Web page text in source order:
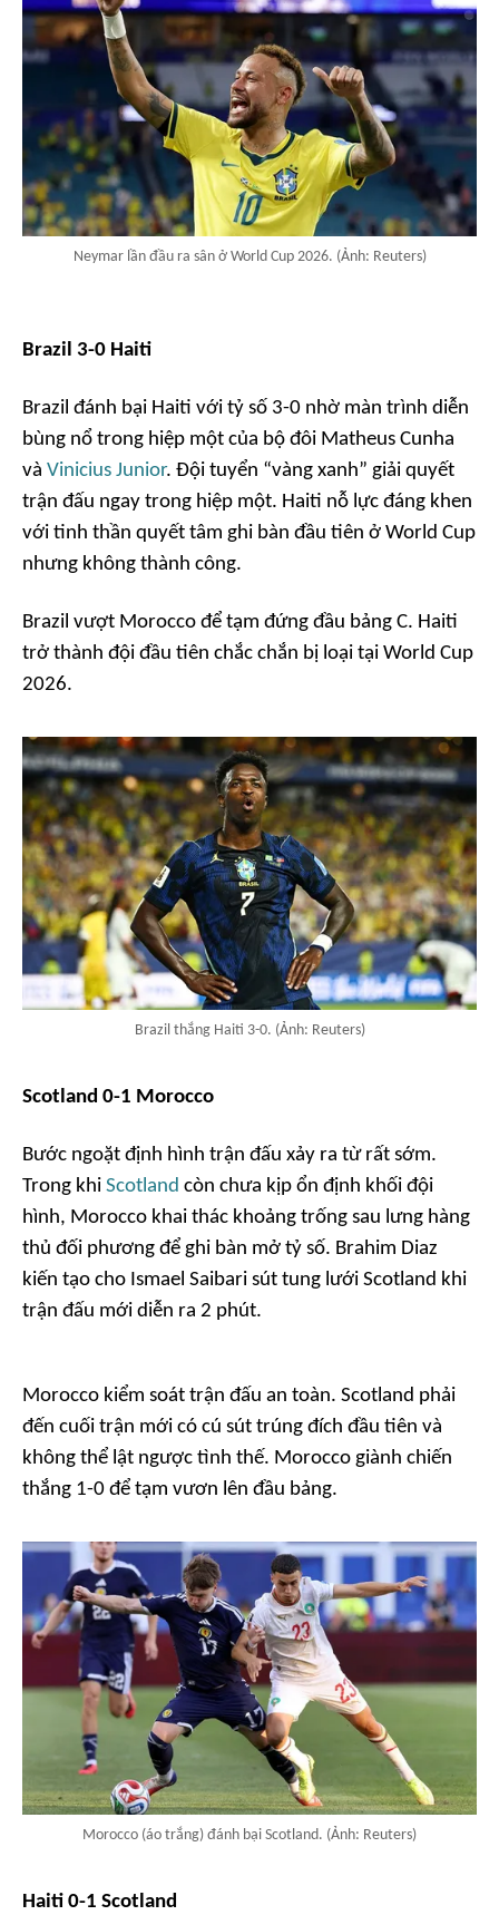
Neymar lần đầu ra sân ở World Cup 2026. (Ảnh: Reuters)
Brazil 3-0 Haiti
Brazil đánh bại Haiti với tỷ số 3-0 nhờ màn trình diễn
bùng nổ trong hiệp một của bộ đôi Matheus Cunha
và Vinicius Junior. Đội tuyển “vàng xanh” giải quyết
trận đấu ngay trong hiệp một. Haiti nỗ lực đáng khen
với tinh thần quyết tâm ghi bàn đầu tiên ở World Cup
nhưng không thành công.
Brazil vượt Morocco để tạm đứng đầu bảng C. Haiti
trở thành đội đầu tiên chắc chắn bị loại tại World Cup
2026.
Brazil thắng Haiti 3-0. (Ảnh: Reuters)
Scotland 0-1 Morocco
Bước ngoặt định hình trận đấu xảy ra từ rất sớm.
Trong khi Scotland còn chưa kịp ổn định khối đội
hình, Morocco khai thác khoảng trống sau lưng hàng
thủ đối phương để ghi bàn mở tỷ số. Brahim Diaz
kiến tạo cho Ismael Saibari sút tung lưới Scotland khi
trận đấu mới diễn ra 2 phút.
Morocco kiểm soát trận đấu an toàn. Scotland phải
đến cuối trận mới có cú sút trúng đích đầu tiên và
không thể lật ngược tình thế. Morocco giành chiến
thắng 1-0 để tạm vươn lên đầu bảng.
Morocco (áo trắng) đánh bại Scotland. (Ảnh: Reuters)
Haiti 0-1 Scotland